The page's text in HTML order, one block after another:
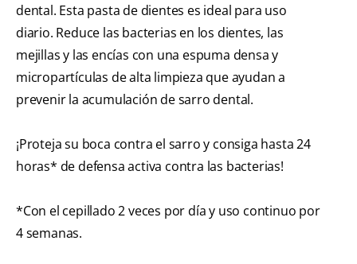
dental. Esta pasta de dientes es ideal para uso
diario. Reduce las bacterias en los dientes, las
mejillas y las encías con una espuma densa y
micropartículas de alta limpieza que ayudan a
prevenir la acumulación de sarro dental.
¡Proteja su boca contra el sarro y consiga hasta 24
horas* de defensa activa contra las bacterias!
*Con el cepillado 2 veces por día y uso continuo por
4 semanas.